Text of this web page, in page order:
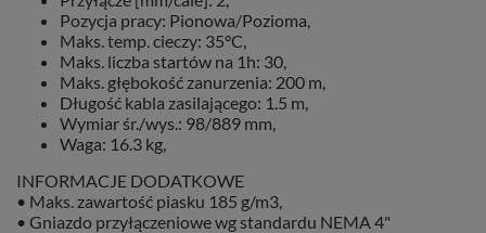
Pozycja pracy: Pionowa/Pozioma,
Maks. temp. cieczy: 35°C,
Maks. liczba startów na 1h: 30,
Maks. głębokość zanurzenia: 200 m,
Długość kabla zasilającego: 1.5 m,
Wymiar śr./wys.: 98/889 mm,
Waga: 16.3 kg,
INFORMACJE DODATKOWE
• Maks. zawartość piasku 185 g/m3,
• Gniazdo przyłączeniowe wg standardu NEMA 4"